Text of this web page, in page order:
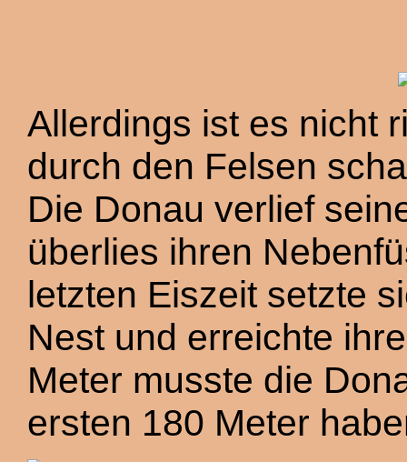
Allerdings ist es nicht
durch den Felsen
Die Donau verlief
überlies ihren
letzten Eiszeit setzte
Nest und erreichte
Meter musste die
ersten 180 Meter